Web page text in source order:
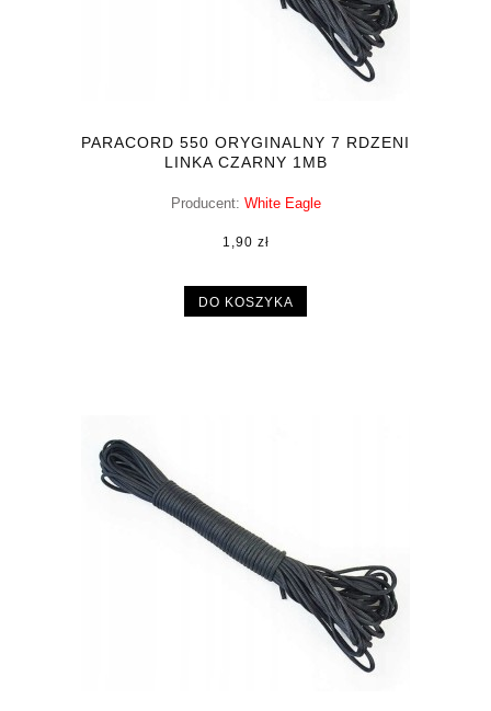
PARACORD 550 ORYGINALNY 7 RDZENI
LINKA CZARNY 1MB
Producent: White Eagle
1,90 zł
DO KOSZYKA